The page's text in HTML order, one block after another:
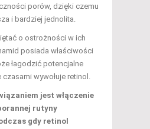
porów, dzięki czemu
i bardziej jednolita.
o ostrożności w ich
posiada właściwości
łagodzić potencjalne
wywołuje retinol.
jest włączenie
rutyny
gdy retinol